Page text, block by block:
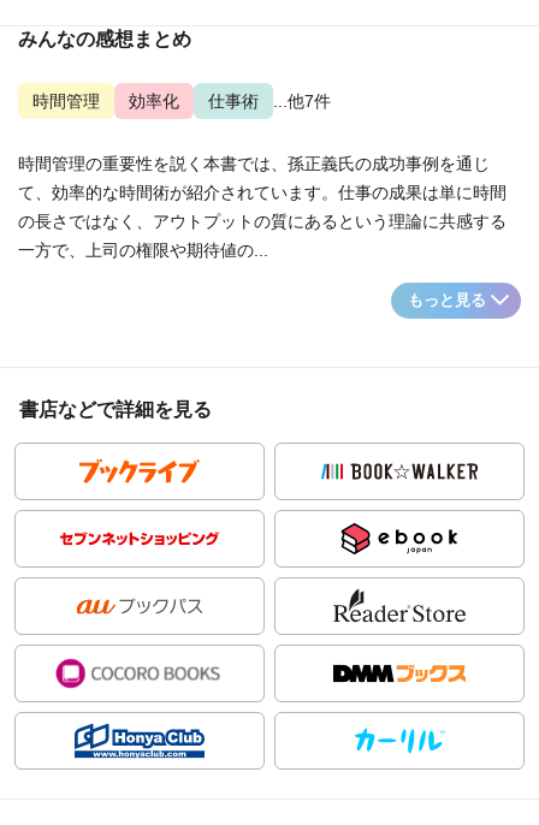
みんなの感想まとめ
時間管理 効率化 仕事術 ...他7件
時間管理の重要性を説く本書では、孫正義氏の成功事例を通じ
て、効率的な時間術が紹介されています。仕事の成果は単に時間
の長さではなく、アウトプットの質にあるという理論に共感する
一方で、上司の権限や期待値の...
もっと見る
書店などで詳細を見る